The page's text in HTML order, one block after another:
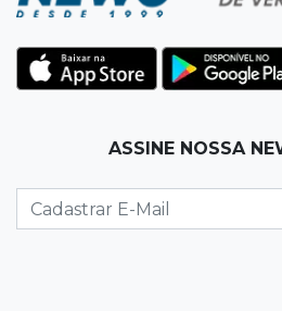
Corinthians vence
para 7º no Brasileirão
Na Vila Belmiro
lugar no Brasileirão
ASSINE NOSSA